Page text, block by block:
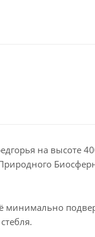
на высоте
минимально